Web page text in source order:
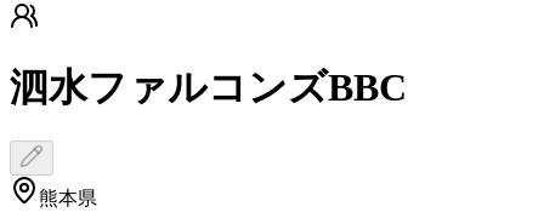
泗水ファルコンズBBC
熊本県